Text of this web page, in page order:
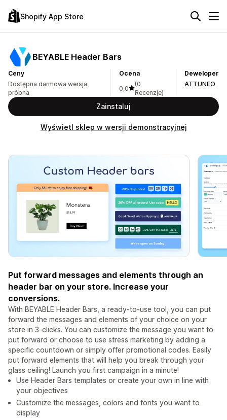
Shopify App Store
BEYABLE Header Bars
Ceny
Dostępna darmowa wersja
próbna
Ocena
0,0
(0
Recenzje)
Deweloper
ATTUNEO
Zainstaluj
Wyświetl sklep w wersji demonstracyjnej
Put forward messages and elements through an
header bar on your store. Increase your
conversions.
With BEYABLE Header Bars, a ready-to-use tool, you can put
forward the messages and elements of your choice on your
store in 3-clicks. You can customize the message you want to
put forward or choose to use stress marketing by adding a
specific countdown or simply offer promotional codes. Easily
put forward elements that will help you break through your
glass ceiling! Launch you first campaign in a minute!
Use Header Bars templates or create your own in line with
your objectives
Customize the messages, colors and fonts you want to
display